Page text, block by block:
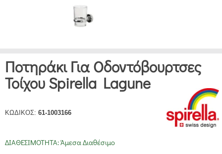
Ποτηράκι Για Οδοντόβουρτσες
Τοίχου Spirella Lagune
ΚΩΔΙΚΟΣ: 61-1003166
ΔΙΑΘΕΣΙΜΟΤΗΤΑ:Άμεσα Διαθέσιμο